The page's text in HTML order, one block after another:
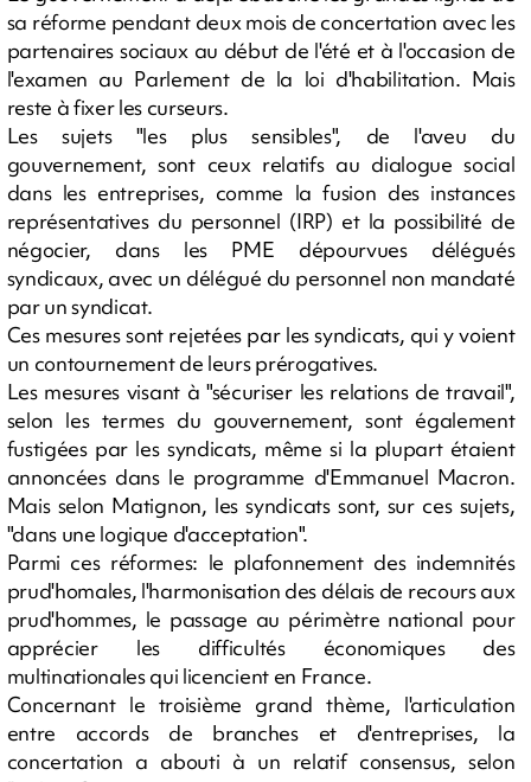
sa réforme pendant deux mois de concertation avec les
partenaires sociaux au début de l'été et à l'occasion de
l'examen au Parlement de la loi d'habilitation. Mais
reste à fixer les curseurs.
Les sujets "les plus sensibles", de l'aveu du
gouvernement, sont ceux relatifs au dialogue social
dans les entreprises, comme la fusion des instances
représentatives du personnel (IRP) et la possibilité de
négocier, dans les PME dépourvues délégués
syndicaux, avec un délégué du personnel non mandaté
par un syndicat.
Ces mesures sont rejetées par les syndicats, qui y voient
un contournement de leurs prérogatives.
Les mesures visant à "sécuriser les relations de travail",
selon les termes du gouvernement, sont également
fustigées par les syndicats, même si la plupart étaient
annoncées dans le programme d'Emmanuel Macron.
Mais selon Matignon, les syndicats sont, sur ces sujets,
"dans une logique d'acceptation".
Parmi ces réformes: le plafonnement des indemnités
prud'homales, l'harmonisation des délais de recours aux
prud'hommes, le passage au périmètre national pour
apprécier les difficultés économiques des
multinationales qui licencient en France.
Concernant le troisième grand thème, l'articulation
entre accords de branches et d'entreprises, la
concertation a abouti à un relatif consensus, selon